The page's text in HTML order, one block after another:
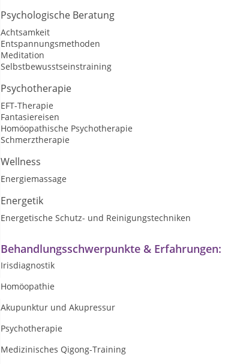
Psychologische Beratung
Achtsamkeit
Entspannungsmethoden
Meditation
Selbstbewusstseinstraining
Psychotherapie
EFT-Therapie
Fantasiereisen
Homöopathische Psychotherapie
Schmerztherapie
Wellness
Energiemassage
Energetik
Energetische Schutz- und Reinigungstechniken
Behandlungsschwerpunkte & Erfahrungen:
Irisdiagnostik
Homöopathie
Akupunktur und Akupressur
Psychotherapie
Medizinisches Qigong-Training